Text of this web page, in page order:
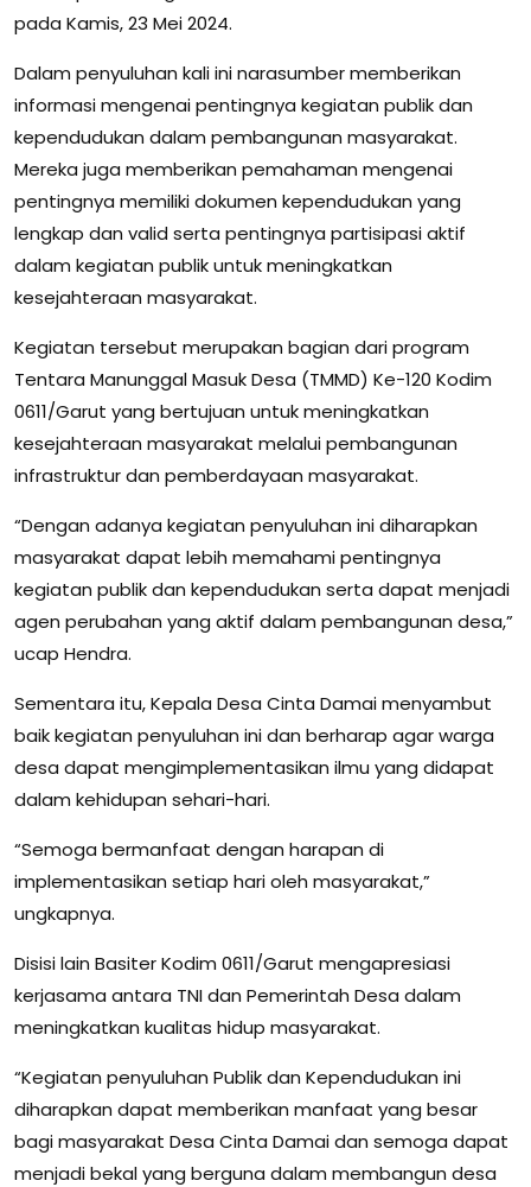
pada Kamis, 23 Mei 2024.
Dalam penyuluhan kali ini narasumber memberikan
informasi mengenai pentingnya kegiatan publik dan
kependudukan dalam pembangunan masyarakat.
Mereka juga memberikan pemahaman mengenai
pentingnya memiliki dokumen kependudukan yang
lengkap dan valid serta pentingnya partisipasi aktif
dalam kegiatan publik untuk meningkatkan
kesejahteraan masyarakat.
Kegiatan tersebut merupakan bagian dari program
Tentara Manunggal Masuk Desa (TMMD) Ke-120 Kodim
0611/Garut yang bertujuan untuk meningkatkan
kesejahteraan masyarakat melalui pembangunan
infrastruktur dan pemberdayaan masyarakat.
“Dengan adanya kegiatan penyuluhan ini diharapkan
masyarakat dapat lebih memahami pentingnya
kegiatan publik dan kependudukan serta dapat menjadi
agen perubahan yang aktif dalam pembangunan desa,”
ucap Hendra.
Sementara itu, Kepala Desa Cinta Damai menyambut
baik kegiatan penyuluhan ini dan berharap agar warga
desa dapat mengimplementasikan ilmu yang didapat
dalam kehidupan sehari-hari.
“Semoga bermanfaat dengan harapan di
implementasikan setiap hari oleh masyarakat,”
ungkapnya.
Disisi lain Basiter Kodim 0611/Garut mengapresiasi
kerjasama antara TNI dan Pemerintah Desa dalam
meningkatkan kualitas hidup masyarakat.
“Kegiatan penyuluhan Publik dan Kependudukan ini
diharapkan dapat memberikan manfaat yang besar
bagi masyarakat Desa Cinta Damai dan semoga dapat
menjadi bekal yang berguna dalam membangun desa